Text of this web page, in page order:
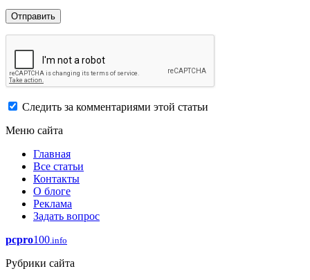
Следить за комментариями этой статьи
Меню сайта
Главная
Все статьи
Контакты
О блоге
Реклама
Задать вопрос
pcpro100.info
Рубрики сайта